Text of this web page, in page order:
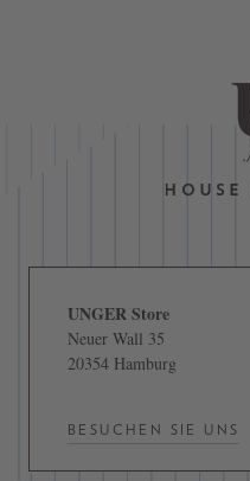
UNGER Store
Neuer Wall 35
20354 Hamburg
BESUCHEN SIE UNS